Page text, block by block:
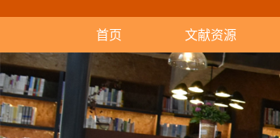
首页 文献资源